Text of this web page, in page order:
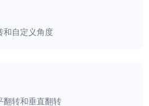
和自定义角度
翻转和垂直翻转